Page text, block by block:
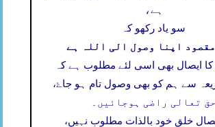
ہے،
سو یاد رکھو کہ
اپنا وصول الی اللہ ہے
ایصال بھی اسی لئے مطلوب ہے کہ
سے ہم کو بھی وصول تام ہو جاۓ،
حق تعالی راضی ہوجائیں۔
خلق خود بالذات مطلوب نہیں،